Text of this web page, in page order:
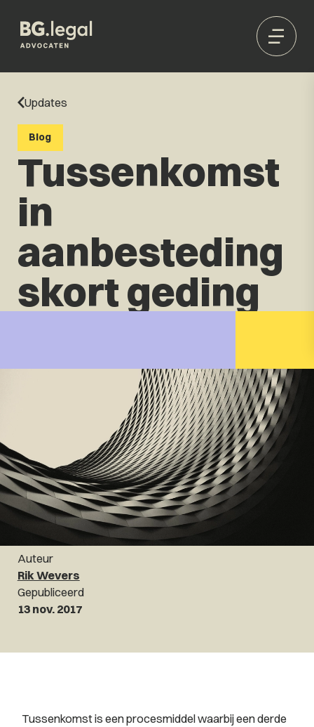
Updates
Blog
Tussenkomst
in
aanbesteding
skort geding
Auteur
Rik Wevers
Gepubliceerd
13 nov. 2017
Tussenkomst is een procesmiddel waarbij een derde